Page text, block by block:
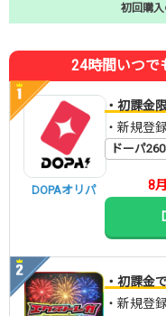
初回購
24時間いつで
DOPAオリパ
・初課金
・新規登
ドーパ
8
・初課金
・新規登